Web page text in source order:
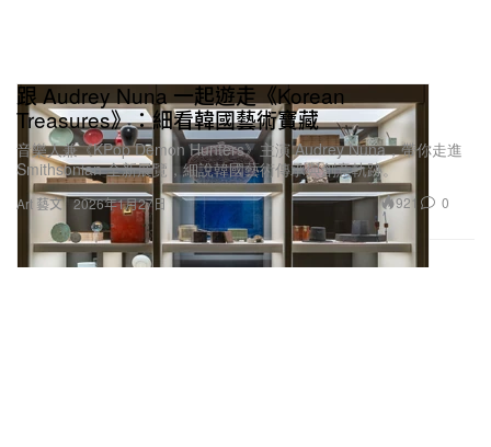
Art 藝文
跟 Audrey Nuna 一起遊走《Korean
Treasures》：細看韓國藝術寶藏
音樂人兼《KPop Demon Hunters》主演 Audrey Nuna，帶你走進
Smithsonian 全新展覽，細說韓國藝術傳承與創意軌跡。
2026年1月27日 921 0